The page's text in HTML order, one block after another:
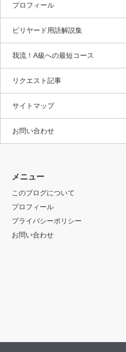
プロフィール
ビリヤード用語解説集
我流！A級への最短コース
リクエスト記事
サイトマップ
お問い合わせ
メニュー
このブログについて
プロフィール
プライバシーポリシー
お問い合わせ